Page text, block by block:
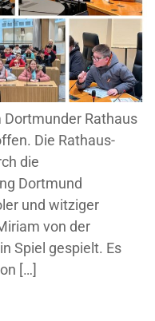
Dortmunder Rathaus
Die Rathaus-
die
Dortmund
und witziger
von der
Spiel gespielt. Es
[…]